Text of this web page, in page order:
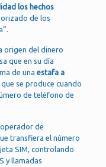
los hechos
de los
origen del dinero
que en su día
de una estafa a
que se produce cuando
de teléfono de
de
transfiera el número
SIM, controlando
y llamadas